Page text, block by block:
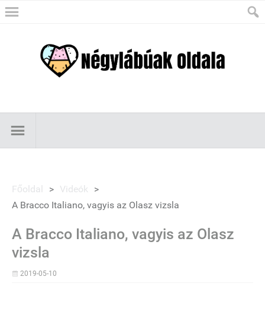
Főoldal > Videók
>
A Bracco Italiano, vagyis az Olasz vizsla
A Bracco Italiano, vagyis az Olasz
vizsla
2019-05-10